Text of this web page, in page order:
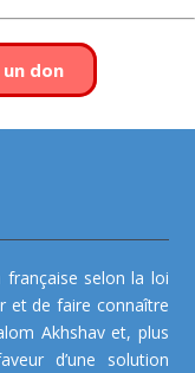
un don
selon la loi
et de faire connaître
Akhshav et, plus
d’une solution